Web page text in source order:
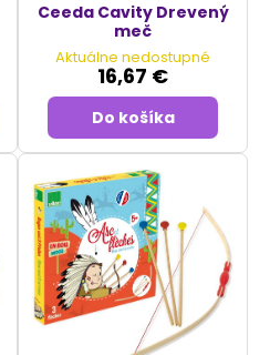
Ceeda Cavity Drevený
meč
Aktuálne nedostupné
16,67 €
Do košíka